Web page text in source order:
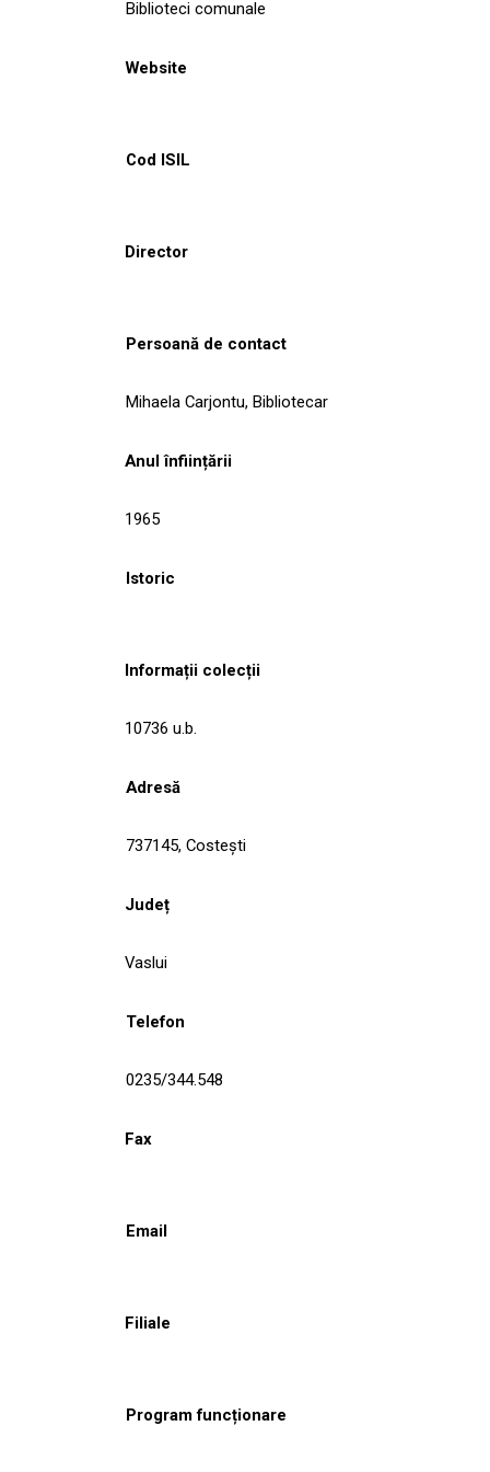
Biblioteci comunale
Website
Cod ISIL
Director
Persoană de contact
Mihaela Carjontu, Bibliotecar
Anul înființării
1965
Istoric
Informații colecții
10736 u.b.
Adresă
737145, Costeşti
Județ
Vaslui
Telefon
0235/344.548
Fax
Email
Filiale
Program funcționare